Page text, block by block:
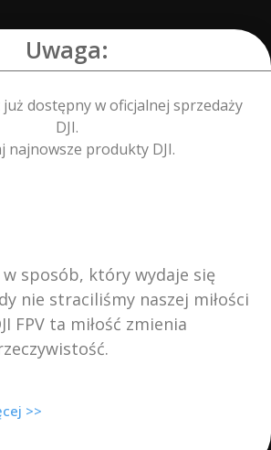
żywo
720p30
720p60, format obrazu: 720p120)
Pro/Advanced Series, 720p60,
720p120)
4, 720p30, format obrazu: 720p60)
720p60, format obrazu:
Uwaga:
dostępny w oficjalnej sprzedaży
DJI.
najnowsze produkty DJI.
sposób, który wydaje się
nie straciliśmy naszej miłości
FPV ta miłość zmienia
>>